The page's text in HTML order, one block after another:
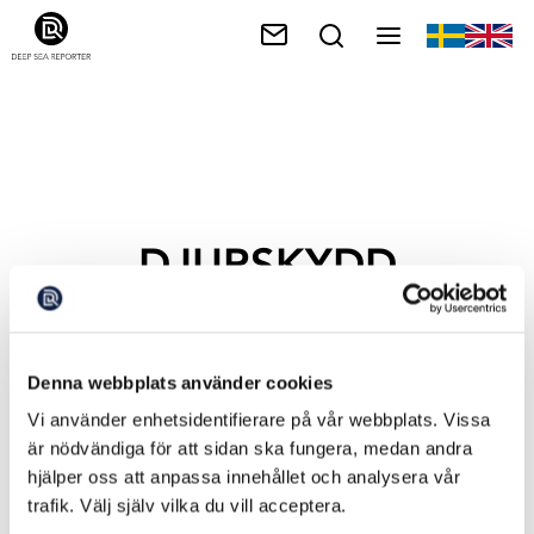
Denna webbplats använder cookies
Vi använder enhetsidentifierare på vår webbplats. Vissa
är nödvändiga för att sidan ska fungera, medan andra
hjälper oss att anpassa innehållet och analysera vår
trafik. Välj själv vilka du vill acceptera.
DJURSKYDD